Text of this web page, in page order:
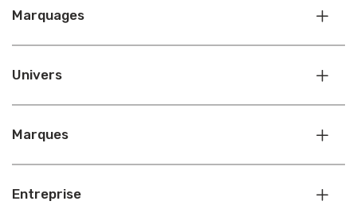
Marquages
Univers
Marques
Entreprise